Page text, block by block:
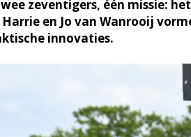
zeventigers, één missie:
en Jo van Wanrooij
innovaties.